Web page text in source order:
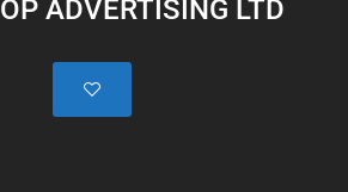
ADVERTISING LTD